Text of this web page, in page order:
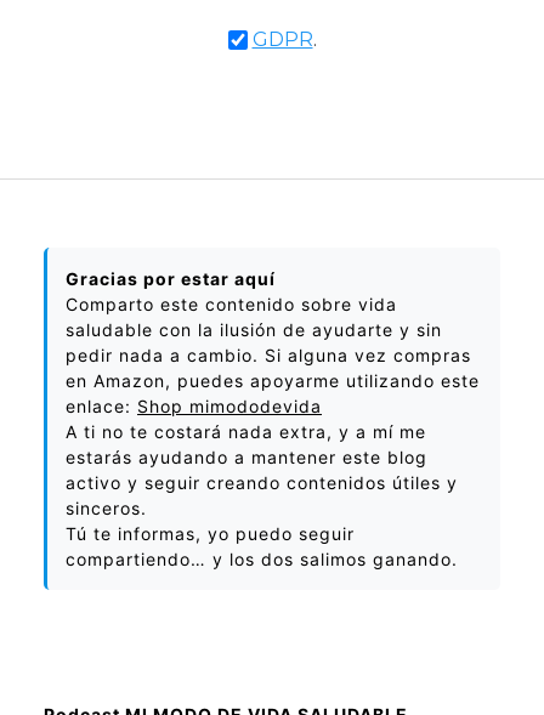
GDPR.
Gracias por estar aquí
Comparto este contenido sobre vida
saludable con la ilusión de ayudarte y sin
pedir nada a cambio. Si alguna vez compras
en Amazon, puedes apoyarme utilizando este
enlace: Shop mimododevida
A ti no te costará nada extra, y a mí me
estarás ayudando a mantener este blog
activo y seguir creando contenidos útiles y
sinceros.
Tú te informas, yo puedo seguir
compartiendo… y los dos salimos ganando.